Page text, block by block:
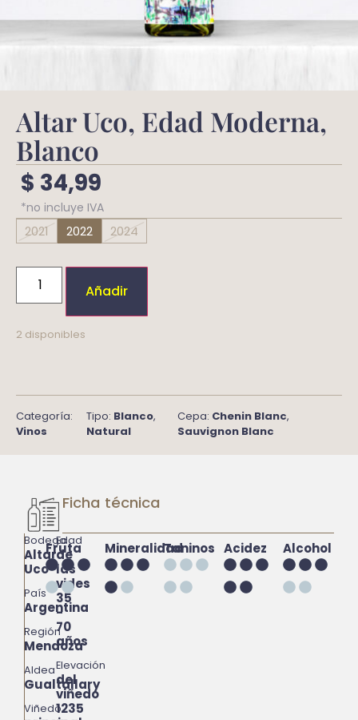
Altar Uco, Edad Moderna,
Blanco
$ 34,99
*no incluye IVA
2021 2022 2024
2 disponibles
Añadir
Categoría:
Vinos
Tipo: Blanco,
Natural
Cepa: Chenin Blanc,
Sauvignon Blanc
Ficha técnica
Bodega
Altar
Uco
País
Argentina
Región
Mendoza
Aldea
Gualtallary
Viñedo
Edad
de
las
vides
35
-
70
años
Elevación
del
viñedo
1235
Fruta MineralidadTaninos Acidez Alcohol